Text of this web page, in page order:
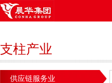
支柱产业
供应链服务业